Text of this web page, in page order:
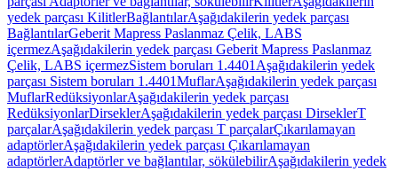
yedek parçası KilitlerBağlantılarAşağıdakilerin yedek parçası
BağlantılarGeberit Mapress Paslanmaz Çelik, LABS
içermezAşağıdakilerin yedek parçası Geberit Mapress Paslanmaz
Çelik, LABS içermezSistem boruları 1.4401 Aşağıdakilerin yedek
parçası Sistem boruları 1.4401MuflarAşağıdakilerin yedek parçası
MuflarRedüksiyonlarAşağıdakilerin yedek parçası
RedüksiyonlarDirseklerAşağıdakilerin yedek parçası DirseklerT
parçalarAşağıdakilerin yedek parçası T parçalarÇıkarılamayan
adaptörlerAşağıdakilerin yedek parçası Çıkarılamayan
adaptörlerAdaptörler ve bağlantılar, sökülebilirAşağıdakilerin yedek